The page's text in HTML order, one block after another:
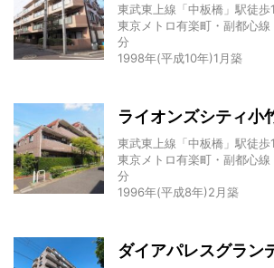
東武東上線「中板橋」駅徒歩
東京メトロ有楽町・副都心
分
1998年(平成10年)1月築
ライオンズシティ小
東武東上線「中板橋」駅徒歩
東京メトロ有楽町・副都心
分
1996年(平成8年)2月築
ダイアパレスグラン